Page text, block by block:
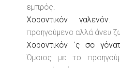
εμπρός.
Χοροντικόν γαλενόν.
προηγούμενο αλλά άνευ
Χοροντικόν ΄ς σο
Όμοιος με το